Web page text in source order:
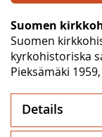
Suomen
Suomen
kyrkohistoriska
Pieksämäki
Details